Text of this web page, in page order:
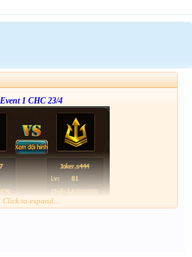
Event 1 CHC 23/4
Click to expand...